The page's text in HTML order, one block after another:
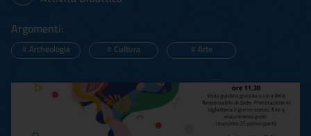
Argomenti:
# Archeologia # Cultura # Arte
International Museum